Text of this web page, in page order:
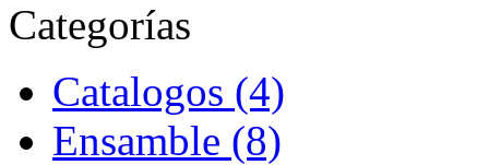
Categorías
Catalogos (4)
Ensamble (8)